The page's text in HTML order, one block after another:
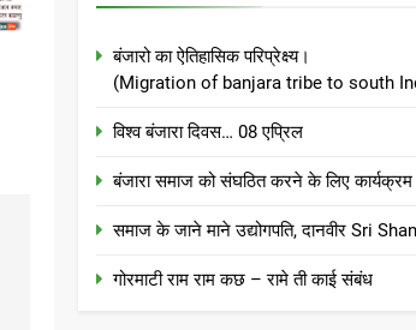
बंजारो का ऐतिहासिक परिप्रेक्ष्य।
(Migration of banjara tribe to south
विश्व बंजारा दिवस… 08 एप्रिल
बंजारा समाज को संघठित करने के लिए
समाज के जाने माने उद्योगपति, दानवीर Sri
गोरमाटी राम राम कछ – रामे ती काई संबंध